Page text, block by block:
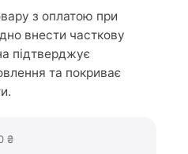
з оплатою при
внести часткову
підтверджує
та покриває
₴